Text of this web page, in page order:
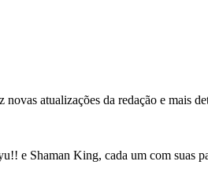
atualizações da redação e mais
e Shaman King, cada um com suas